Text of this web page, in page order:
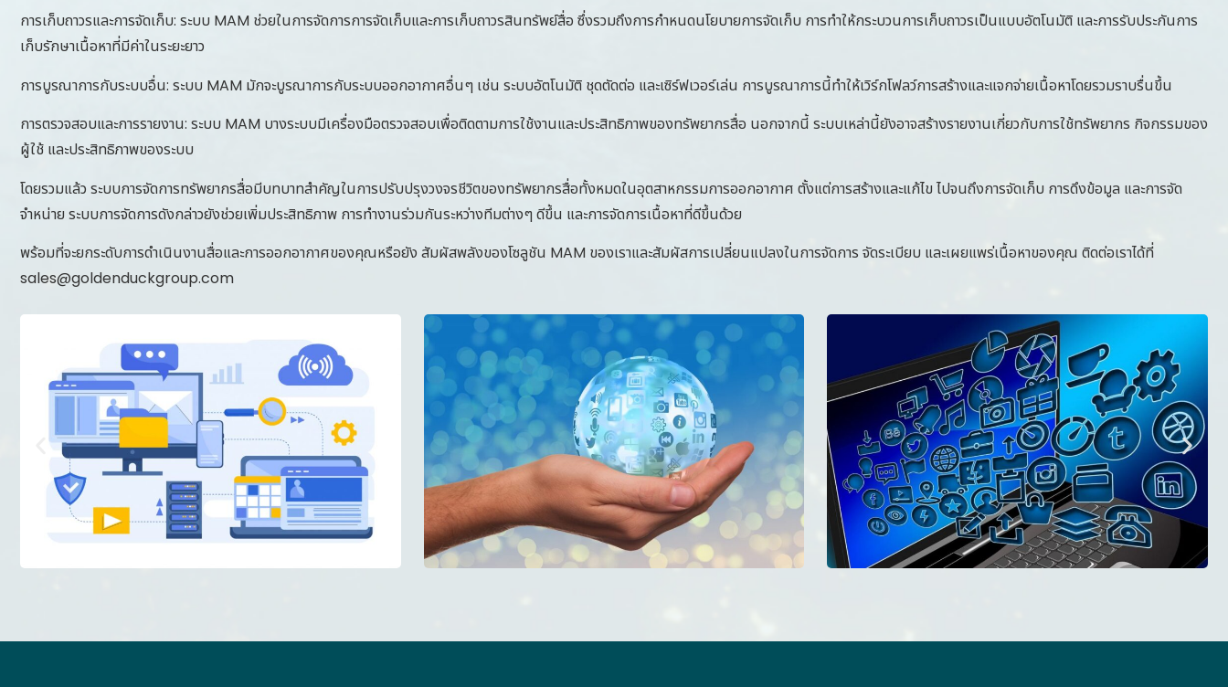
การเก็บถาวรและการจัดเก็บ: ระบบ MAM ช่วยในการจัดการการจัดเก็บและการเก็บถาวรสินทรัพย์สื่อ ซึ่งรวมถึงการกำหนดนโยบายการจัดเก็บ การทำให้กระบวนการเก็บถาวรเป็นแบบอัตโนมัติ และการรับประกันการ
เก็บรักษาเนื้อหาที่มีค่าในระยะยาว
การบูรณาการกับระบบอื่น: ระบบ MAM มักจะบูรณาการกับระบบออกอากาศอื่นๆ เช่น ระบบอัตโนมัติ ชุดตัดต่อ และเซิร์ฟเวอร์เล่น การบูรณาการนี้ทำให้เวิร์กโฟลว์การสร้างและแจกจ่ายเนื้อหาโดยรวมราบรื่นขึ้น
การตรวจสอบและการรายงาน: ระบบ MAM บางระบบมีเครื่องมือตรวจสอบเพื่อติดตามการใช้งานและประสิทธิภาพของทรัพยากรสื่อ นอกจากนี้ ระบบเหล่านี้ยังอาจสร้างรายงานเกี่ยวกับการใช้ทรัพยากร กิจกรรมของ
ผู้ใช้ และประสิทธิภาพของระบบ
โดยรวมแล้ว ระบบการจัดการทรัพยากรสื่อมีบทบาทสำคัญในการปรับปรุงวงจรชีวิตของทรัพยากรสื่อทั้งหมดในอุตสาหกรรมการออกอากาศ ตั้งแต่การสร้างและแก้ไข ไปจนถึงการจัดเก็บ การดึงข้อมูล และการจัด
จำหน่าย ระบบการจัดการดังกล่าวยังช่วยเพิ่มประสิทธิภาพ การทำงานร่วมกันระหว่างทีมต่างๆ ดีขึ้น และการจัดการเนื้อหาที่ดีขึ้นด้วย
พร้อมที่จะยกระดับการดำเนินงานสื่อและการออกอากาศของคุณหรือยัง สัมผัสพลังของโซลูชัน MAM ของเราและสัมผัสการเปลี่ยนแปลงในการจัดการ จัดระเบียบ และเผยแพร่เนื้อหาของคุณ ติดต่อเราได้ที่
sales@goldenduckgroup.com